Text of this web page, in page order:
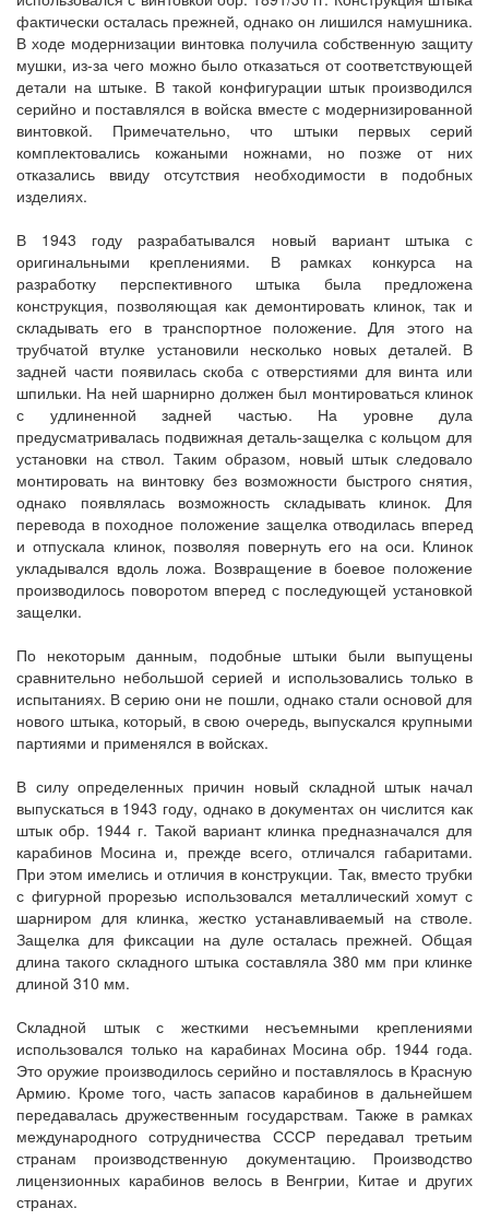
фактически осталась прежней, однако он лишился намушника.
В ходе модернизации винтовка получила собственную защиту
мушки, из-за чего можно было отказаться от соответствующей
детали на штыке. В такой конфигурации штык производился
серийно и поставлялся в войска вместе с модернизированной
винтовкой. Примечательно, что штыки первых серий
комплектовались кожаными ножнами, но позже от них
отказались ввиду отсутствия необходимости в подобных
изделиях.
В 1943 году разрабатывался новый вариант штыка с
оригинальными креплениями. В рамках конкурса на
разработку перспективного штыка была предложена
конструкция, позволяющая как демонтировать клинок, так и
складывать его в транспортное положение. Для этого на
трубчатой втулке установили несколько новых деталей. В
задней части появилась скоба с отверстиями для винта или
шпильки. На ней шарнирно должен был монтироваться клинок
с удлиненной задней частью. На уровне дула
предусматривалась подвижная деталь-защелка с кольцом для
установки на ствол. Таким образом, новый штык следовало
монтировать на винтовку без возможности быстрого снятия,
однако появлялась возможность складывать клинок. Для
перевода в походное положение защелка отводилась вперед
и отпускала клинок, позволяя повернуть его на оси. Клинок
укладывался вдоль ложа. Возвращение в боевое положение
производилось поворотом вперед с последующей установкой
защелки.
По некоторым данным, подобные штыки были выпущены
сравнительно небольшой серией и использовались только в
испытаниях. В серию они не пошли, однако стали основой для
нового штыка, который, в свою очередь, выпускался крупными
партиями и применялся в войсках.
В силу определенных причин новый складной штык начал
выпускаться в 1943 году, однако в документах он числится как
штык обр. 1944 г. Такой вариант клинка предназначался для
карабинов Мосина и, прежде всего, отличался габаритами.
При этом имелись и отличия в конструкции. Так, вместо трубки
с фигурной прорезью использовался металлический хомут с
шарниром для клинка, жестко устанавливаемый на стволе.
Защелка для фиксации на дуле осталась прежней. Общая
длина такого складного штыка составляла 380 мм при клинке
длиной 310 мм.
Складной штык с жесткими несъемными креплениями
использовался только на карабинах Мосина обр. 1944 года.
Это оружие производилось серийно и поставлялось в Красную
Армию. Кроме того, часть запасов карабинов в дальнейшем
передавалась дружественным государствам. Также в рамках
международного сотрудничества СССР передавал третьим
странам производственную документацию. Производство
лицензионных карабинов велось в Венгрии, Китае и других
странах.